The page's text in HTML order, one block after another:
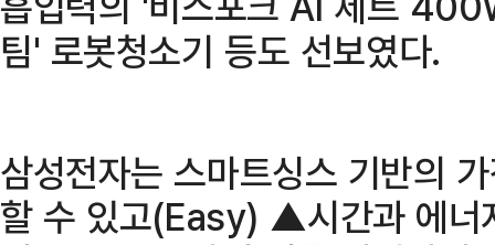
팀' 로봇청소기 등도 선보였다.
삼성전자는 스마트싱스 기반의
할 수 있고(Easy) ▲시간과 에